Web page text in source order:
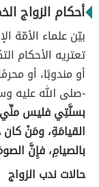
أحكام الزواج
بيّن علماء الأمّة
تعتريه الأحكام
أو مندوبًا، أو
-صلى الله عليه
بسنَّتِي فليس
القيامَةِ، ومَنْ
بالصيامِ، فإِنَّ
حالات ندب الزواج